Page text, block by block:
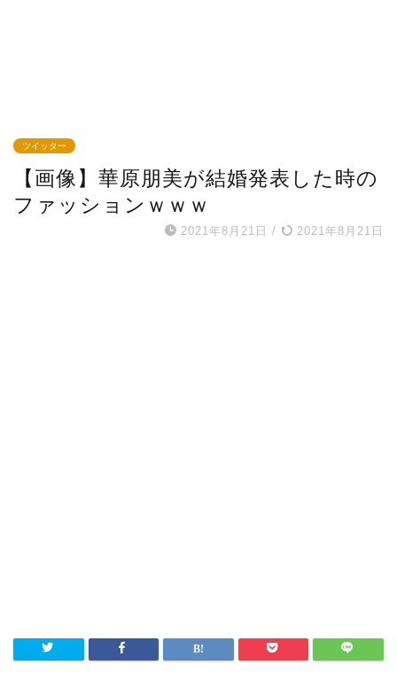
ツイッター
【画像】華原朋美が結婚発表した時の
ファッションｗｗｗ
2021年8月21日 / 2021年8月21日